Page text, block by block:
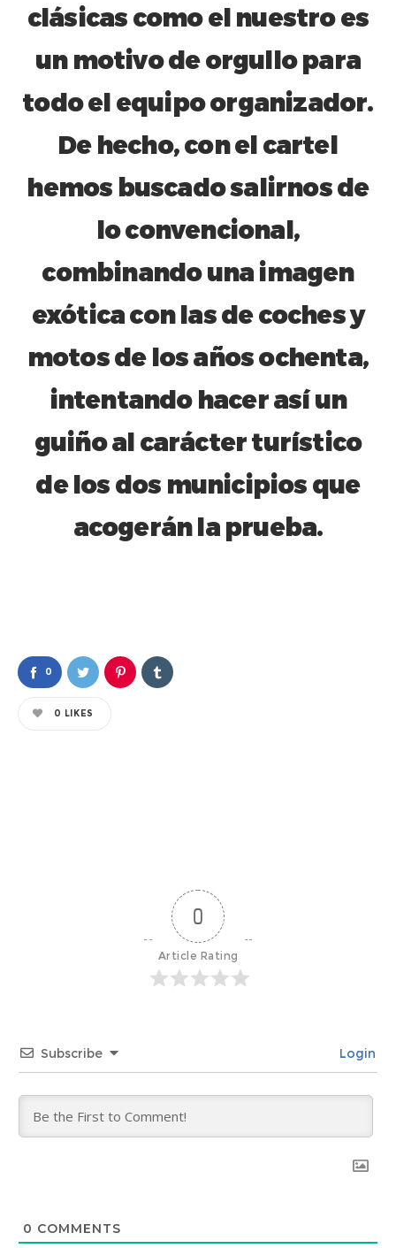
clásicas como el nuestro es
un motivo de orgullo para
todo el equipo organizador.
De hecho, con el cartel
hemos buscado salirnos de
lo convencional,
combinando una imagen
exótica con las de coches y
motos de los años ochenta,
intentando hacer así un
guiño al carácter turístico
de los dos municipios que
acogerán la prueba.
0
0 LIKES
0
Article Rating
Subscribe Login
0 COMMENTS